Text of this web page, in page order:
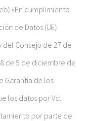
«En cumplimiento
de Datos (UE)
Consejo de 27 de
de 5 de diciembre de
Garantía de los
los datos por Vd.
por parte de